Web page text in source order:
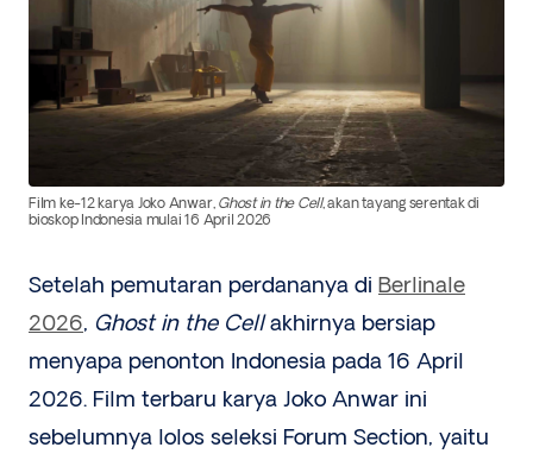
Film ke-12 karya Joko Anwar, Ghost in the Cell, akan tayang serentak di
bioskop Indonesia mulai 16 April 2026
Setelah pemutaran perdananya di Berlinale
2026, Ghost in the Cellakhirnya bersiap
menyapa penonton Indonesia pada 16 April
2026. Film terbaru karya Joko Anwar ini
sebelumnya lolos seleksi Forum Section, yaitu